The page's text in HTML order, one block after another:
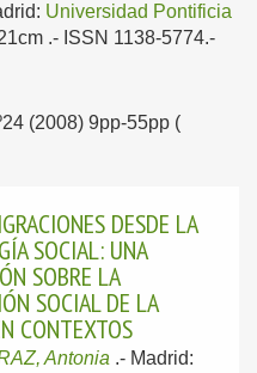
Universidad Pontificia
.- ISSN 1138-5774.-
(2008) 9pp-55pp (
DESDE LA
SOCIAL: UNA
SOBRE LA
SOCIAL DE LA
CONTEXTOS
Antonia .- Madrid: